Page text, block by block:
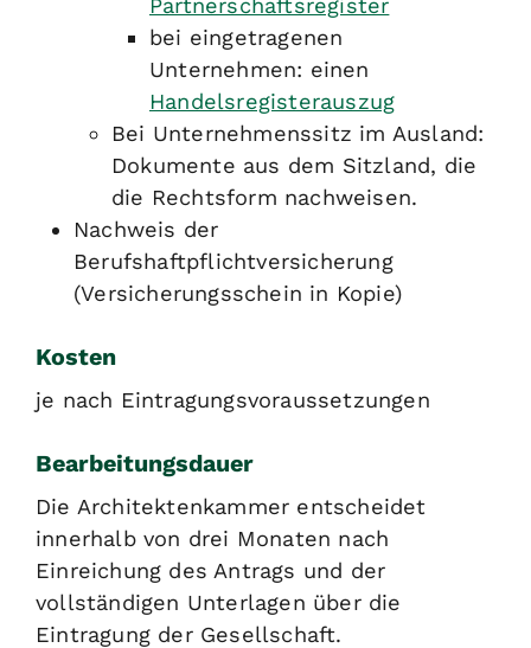
Partnerschaftsregister
bei eingetragenen
Unternehmen: einen
Handelsregisterauszug
Bei Unternehmenssitz im Ausland:
Dokumente aus dem Sitzland, die
die Rechtsform nachweisen.
Nachweis der
Berufshaftpflichtversicherung
(Versicherungsschein in Kopie)
Kosten
je nach Eintragungsvoraussetzungen
Bearbeitungsdauer
Die Architektenkammer entscheidet
innerhalb von drei Monaten nach
Einreichung des Antrags und der
vollständigen Unterlagen über die
Eintragung der Gesellschaft.